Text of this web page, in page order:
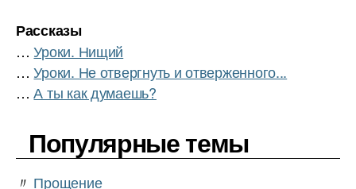
Рассказы
…Уроки. Нищий
…Уроки. Не отвергнуть и отверженного...
…А ты как думаешь?
Популярные темы
〃 Прощение